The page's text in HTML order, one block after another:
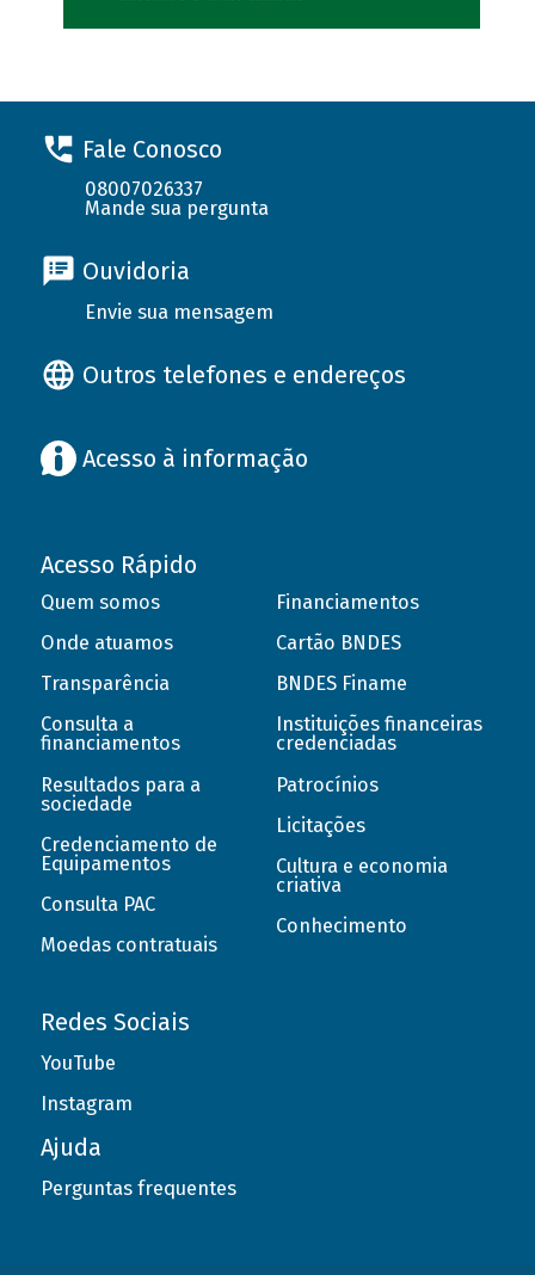
Fale Conosco
08007026337
Mande sua pergunta
Ouvidoria
Envie sua mensagem
Outros telefones e endereços
Acesso à informação
Acesso Rápido
Quem somos
Onde atuamos
Transparência
Consulta a
financiamentos
Resultados para a
sociedade
Credenciamento de
Equipamentos
Consulta PAC
Moedas contratuais
Financiamentos
Cartão BNDES
BNDES Finame
Instituições financeiras
credenciadas
Patrocínios
Licitações
Cultura e economia
criativa
Conhecimento
Redes Sociais
YouTube
Instagram
Ajuda
Perguntas frequentes